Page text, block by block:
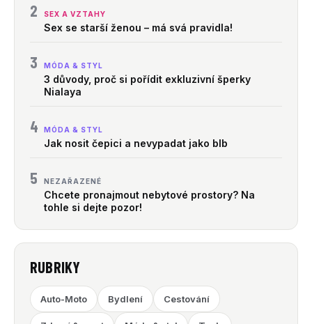
2 SEX A VZTAHY
Sex se starší ženou – má svá pravidla!
3 MÓDA & STYL
3 důvody, proč si pořídit exkluzivní šperky
Nialaya
4 MÓDA & STYL
Jak nosit čepici a nevypadat jako blb
5 NEZAŘAZENÉ
Chcete pronajmout nebytové prostory? Na
tohle si dejte pozor!
RUBRIKY
Auto-Moto Bydlení Cestování